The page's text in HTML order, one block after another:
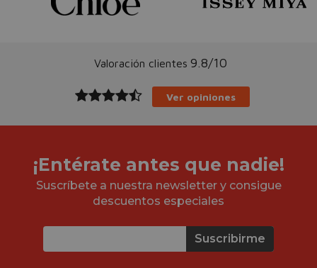
Valoración clientes 9.8/10
Ver opiniones
¡Entérate antes que nadie!
Suscríbete a nuestra newsletter y consigue
descuentos especiales
Suscribirme